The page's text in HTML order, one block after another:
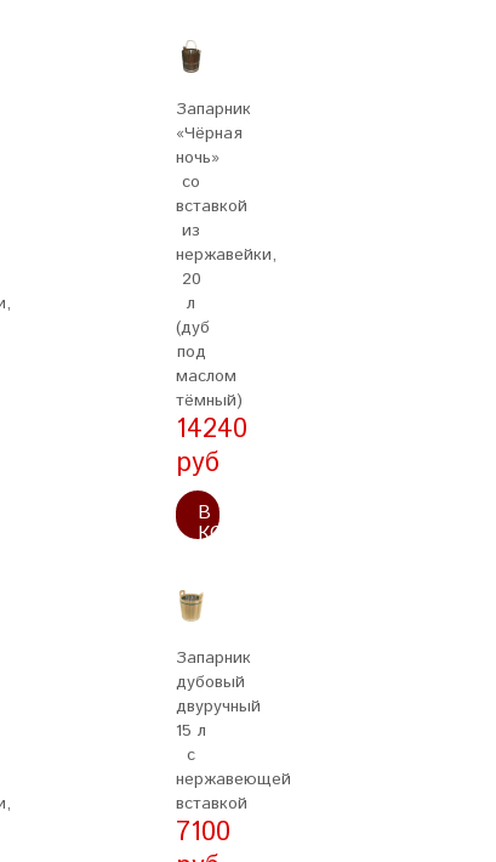
Запарник
«Чёрная
ночь»
со
вставкой
из
нержавейки,
20
л
(дуб
под
маслом
тёмный)
14240
руб
В
КОРЗИНУ
Запарник
дубовый
двуручный
15 л
с
нержавеющей
вставкой
7100